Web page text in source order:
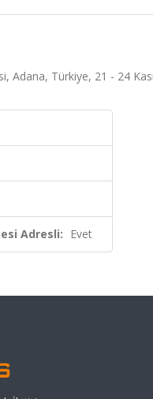
Adana, Türkiye, 21 - 24
Adresli: Evet